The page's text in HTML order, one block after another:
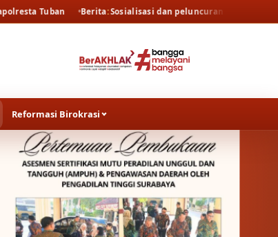
Berita Sosialisasi dan peluncuran resmi persidangan
Reformasi Birokrasi